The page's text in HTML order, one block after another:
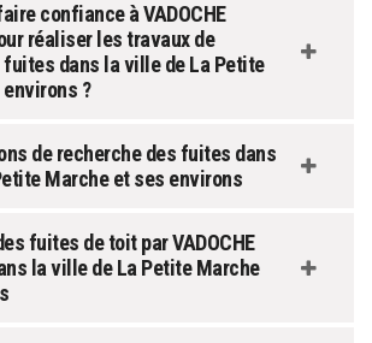
confiance à VADOCHE
réaliser les travaux de
dans la ville de La Petite
?
de recherche des fuites dans
Marche et ses environs
fuites de toit par VADOCHE
la ville de La Petite Marche